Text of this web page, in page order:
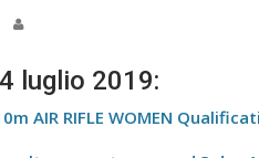
luglio 2019:
AIR RIFLE WOMEN